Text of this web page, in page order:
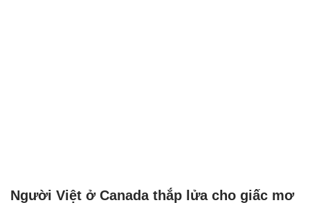
Người Việt ở Canada thắp lửa cho giấc mơ